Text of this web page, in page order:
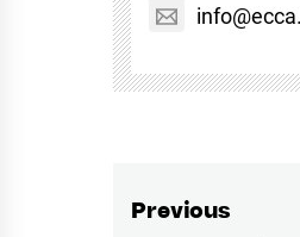
Post
Previous